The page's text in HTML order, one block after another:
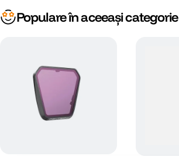
Populare în aceeași categorie